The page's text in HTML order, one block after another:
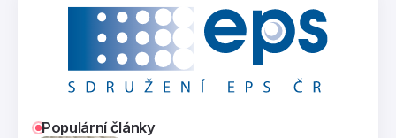
Populární články